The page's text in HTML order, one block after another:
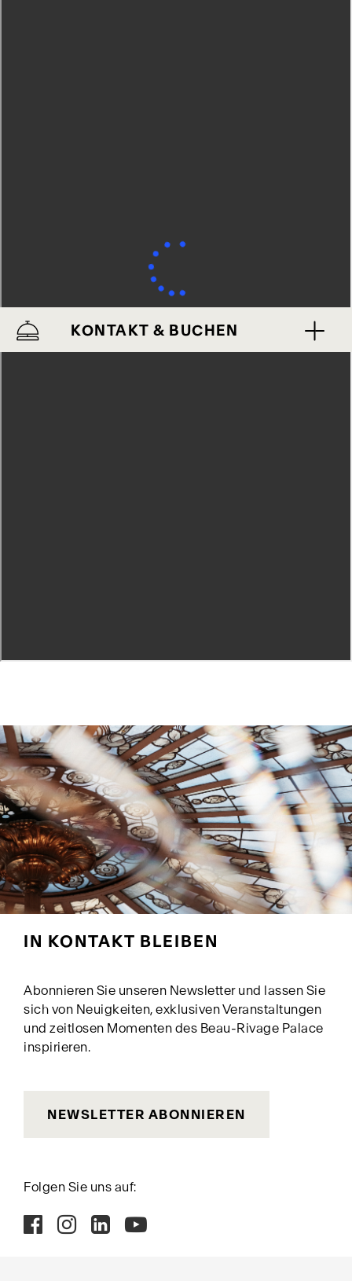
KONTAKT & BUCHEN
IN KONTAKT BLEIBEN
Abonnieren Sie unseren Newsletter und lassen Sie
sich von Neuigkeiten, exklusiven Veranstaltungen
und zeitlosen Momenten des Beau-Rivage Palace
inspirieren.
NEWSLETTER ABONNIEREN
Folgen Sie uns auf: